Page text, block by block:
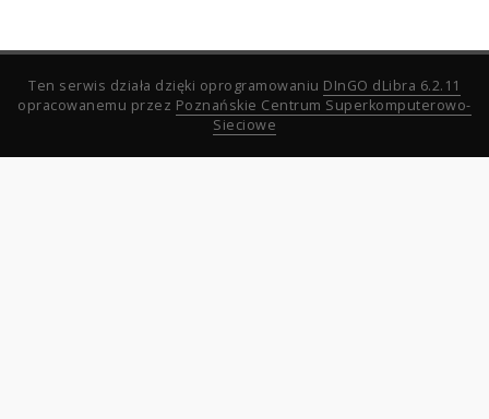
Ten serwis działa dzięki oprogramowaniu DInGO dLibra 6.2.11
opracowanemu przez Poznańskie Centrum Superkomputerowo-
Sieciowe